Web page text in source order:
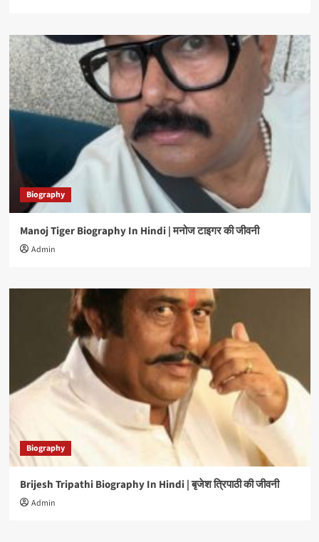
Biography
Manoj Tiger Biography In Hindi | मनोज टाइगर की जीवनी
Admin
Biography
Brijesh Tripathi Biography In Hindi | बृजेश त्रिपाठी की जीवनी
Admin